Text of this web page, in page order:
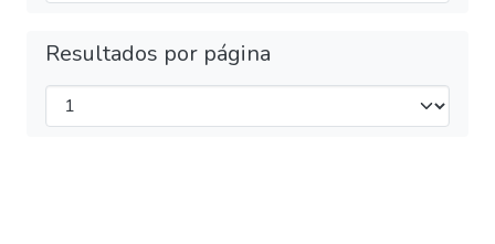
Resultados por página